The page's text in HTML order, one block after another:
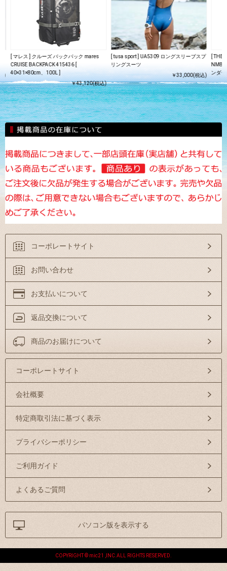
)
[ マレス ] クルーズ バックパック mares
CRUISE BACKPACK 415436 [
40×31×80cm、100L ]
￥43,120(税込)
[ tusa sport ] UA5309 ロングスリーブスプ
リングスーツ
￥33,000(税込)
[ THE
ンダ
コーポレートサイト
お問い合わせ
お支払いについて
返品交換について
商品のお届けについて
コーポレートサイト
会社概要
特定商取引法に基づく表示
プライバシーポリシー
ご利用ガイド
よくあるご質問
パソコン版を表示する
COPYRIGHT © mic21 ,INC.ALL RIGHTS RESERVED.